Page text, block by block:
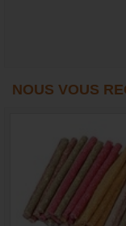
NOUS VOUS